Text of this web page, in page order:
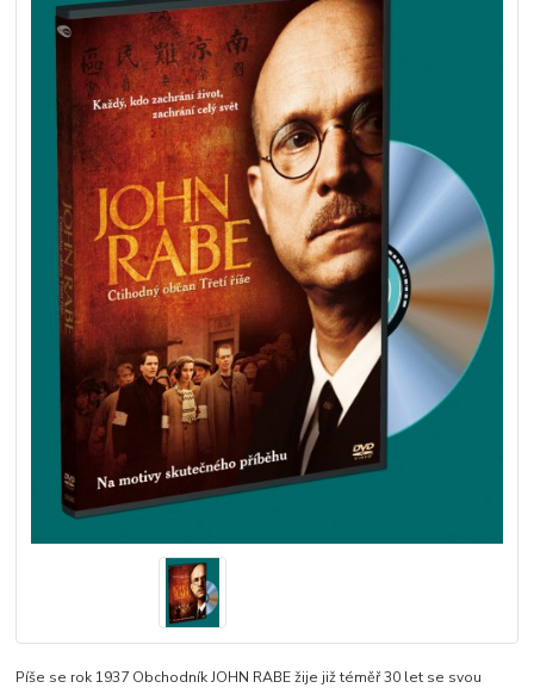
Píše se rok 1937 Obchodník JOHN RABE žije již téměř 30 let se svou